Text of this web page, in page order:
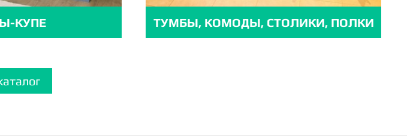
КУПЕ ТУМБЫ, КОМОДЫ, СТОЛИКИ, ПОЛКИ